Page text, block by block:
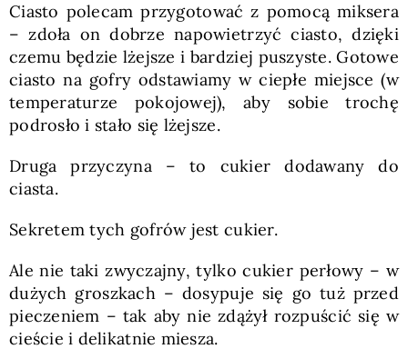
Ciasto polecam przygotować z pomocą miksera
– zdoła on dobrze napowietrzyć ciasto, dzięki
czemu będzie lżejsze i bardziej puszyste. Gotowe
ciasto na gofry odstawiamy w ciepłe miejsce (w
temperaturze pokojowej), aby sobie trochę
podrosło i stało się lżejsze.
Druga przyczyna – to cukier dodawany do
ciasta.
Sekretem tych gofrów jest cukier.
Ale nie taki zwyczajny, tylko cukier perłowy – w
dużych groszkach – dosypuje się go tuż przed
pieczeniem – tak aby nie zdążył rozpuścić się w
cieście i delikatnie miesza.